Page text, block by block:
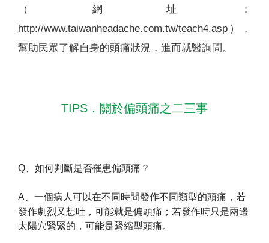
（網址：
http://www.taiwanheadache.com.tw/teach4.asp），
幫助民眾了解自身的頭痛狀況，進而就醫詢問。
TIPS．關於偏頭痛之二三事
Q、如何判斷是否罹患偏頭痛？
A、一個病人可以在不同時間發作不同類型的頭痛，若
發作劇烈又想吐，可能就是偏頭痛；若發作時只是兩邊
太陽穴緊緊的，可能是緊縮型頭痛。